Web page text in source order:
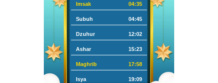
Imsak 04:35
Subuh 04:45
Dzuhur 12:02
Ashar 15:23
Maghrib 17:58
Isya 19:09